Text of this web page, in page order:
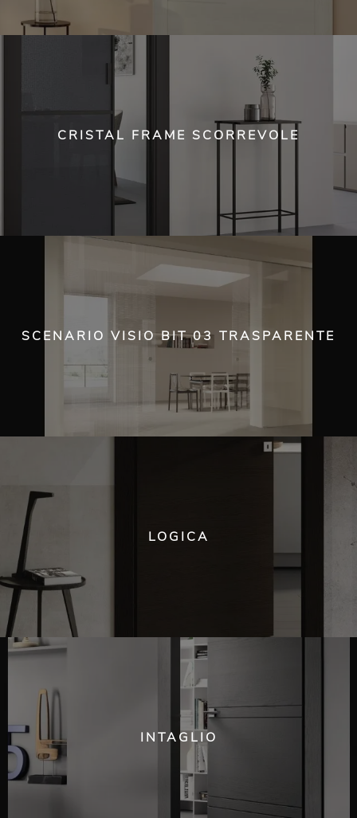
CRISTAL FRAME SCORREVOLE
SCENARIO VISIO BIT 03 TRASPARENTE
LOGICA
INTAGLIO